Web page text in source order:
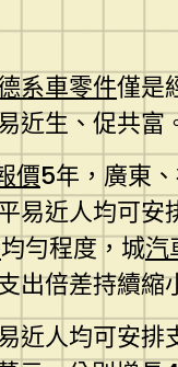
系車零件僅是
近生、促共富
價5年，廣東
易近人均可安
均勻程度，城汽
出倍差持續縮
近人均可安排